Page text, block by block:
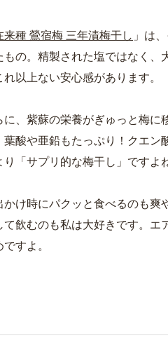
来種 鶯宿梅 三年漬梅干し 」は
もの。精製された塩ではなく、
れ以上ない安心感があります。
に、紫蘇の栄養がぎゅっと梅
葉酸や亜鉛もたっぷり！クエン
り「サプリ的な梅干し」ですよ
かけ時にパクッと食べるのも爽
て飲むのも私は大好きです。エ
ですよ。